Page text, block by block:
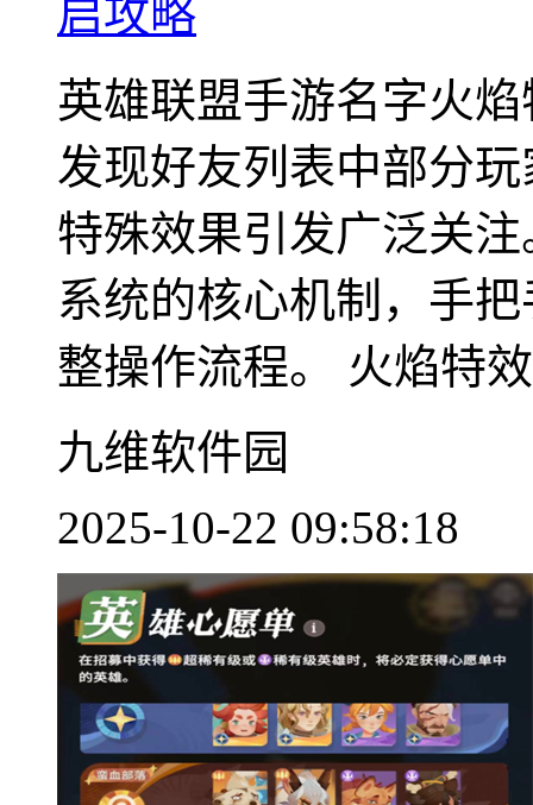
启攻略
英雄联盟手游名字火
发现好友列表中部分
特殊效果引发广泛关
系统的核心机制，手
整操作流程。 火焰特
九维软件园
2025-10-22 09:58:18